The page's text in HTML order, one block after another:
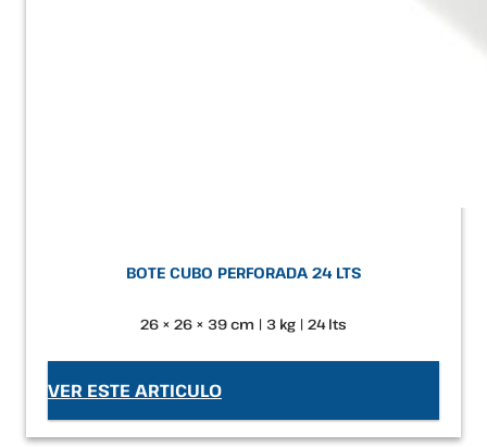
BOTE CUBO PERFORADA 24 LTS
26 × 26 × 39 cm | 3 kg | 24 lts
VER ESTE ARTICULO